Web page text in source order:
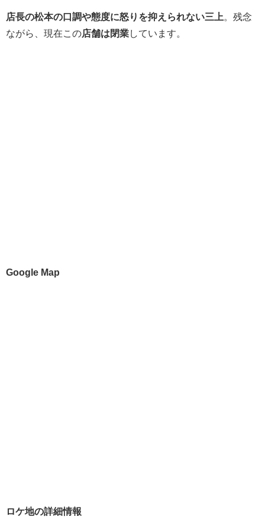
店長の松本の口調や態度に怒りを抑えられない三上。残念
ながら、現在この店舗は閉業しています。
Google Map
ロケ地の詳細情報